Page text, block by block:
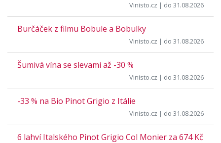
Vinisto.cz | do 31.08.2026
Burčáček z filmu Bobule a Bobulky
Vinisto.cz | do 31.08.2026
Šumivá vína se slevami až -30 %
Vinisto.cz | do 31.08.2026
-33 % na Bio Pinot Grigio z Itálie
Vinisto.cz | do 31.08.2026
6 lahví Italského Pinot Grigio Col Monier za 674 Kč